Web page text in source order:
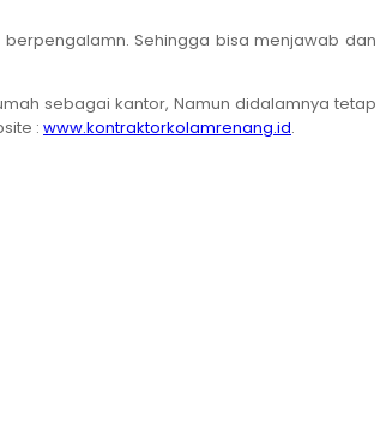
Sehingga bisa menjawab dan
sebagai kantor, Namun didalamnya tetap
: www.kontraktorkolamrenang.id.